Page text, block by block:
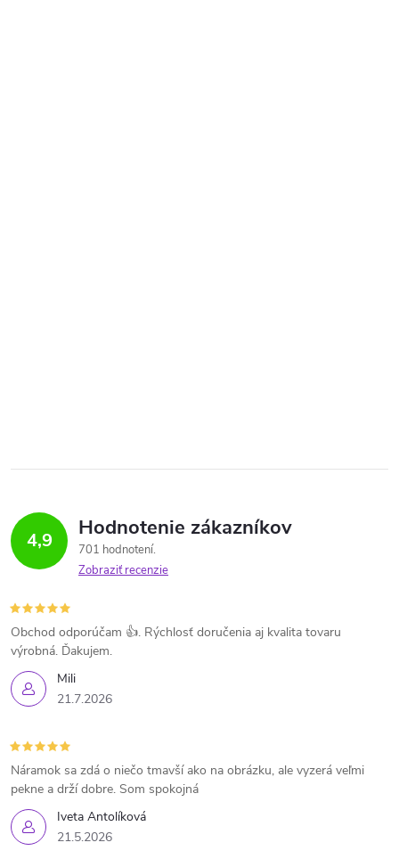
4,9 Hodnotenie zákazníkov
701 hodnotení
Zobraziť recenzie
Mili
21.7.2026
Obchod odporúčam 👍. Rýchlosť doručenia aj kvalita tovaru
výrobná. Ďakujem.
Iveta Antolíková
21.5.2026
Náramok sa zdá o niečo tmavší ako na obrázku, ale vyzerá veľmi
pekne a drží dobre. Som spokojná